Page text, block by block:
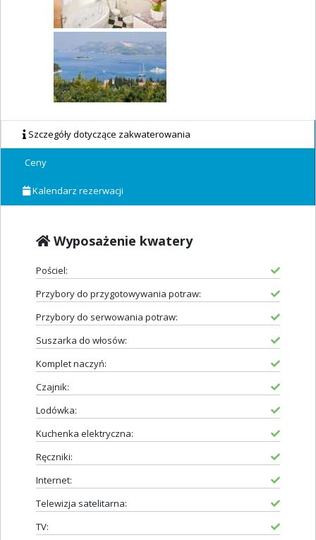
Szczegóły dotyczące zakwaterowania
Ceny
Kalendarz rezerwacji
Wyposażenie kwatery
Pościel:
Przybory do przygotowywania potraw:
Przybory do serwowania potraw:
Suszarka do włosów:
Komplet naczyń:
Czajnik:
Lodówka:
Kuchenka elektryczna:
Ręczniki:
Internet:
Telewizja satelitarna:
TV: